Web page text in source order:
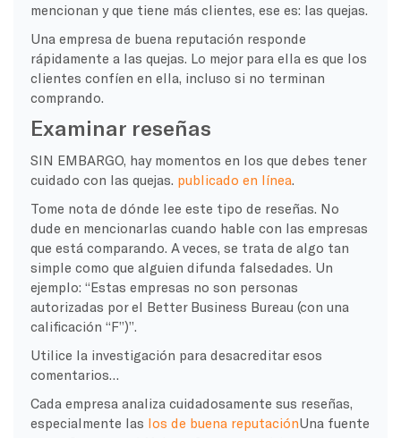
mencionan y que tiene más clientes, ese es: las quejas.
Una empresa de buena reputación responde
rápidamente a las quejas. Lo mejor para ella es que los
clientes confíen en ella, incluso si no terminan
comprando.
Examinar reseñas
SIN EMBARGO, hay momentos en los que debes tener
cuidado con las quejas. publicado en línea
Tome nota de dónde lee este tipo de reseñas. No
dude en mencionarlas cuando hable con las empresas
que está comparando. A veces, se trata de algo tan
simple como que alguien difunda falsedades. Un
ejemplo: “Estas empresas no son personas
autorizadas por el Better Business Bureau (con una
calificación “F”)”.
Utilice la investigación para desacreditar esos
comentarios…
Cada empresa analiza cuidadosamente sus reseñas,
especialmente las los de buena reputaciónUna fuente